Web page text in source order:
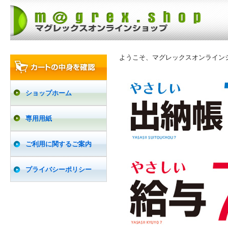
ショップホーム
専用用紙
ご利用に関するご案内
プライバシーポリシー
ようこそ、マグレックスオンライン